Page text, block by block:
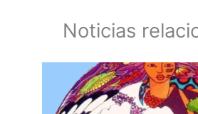
Noticias